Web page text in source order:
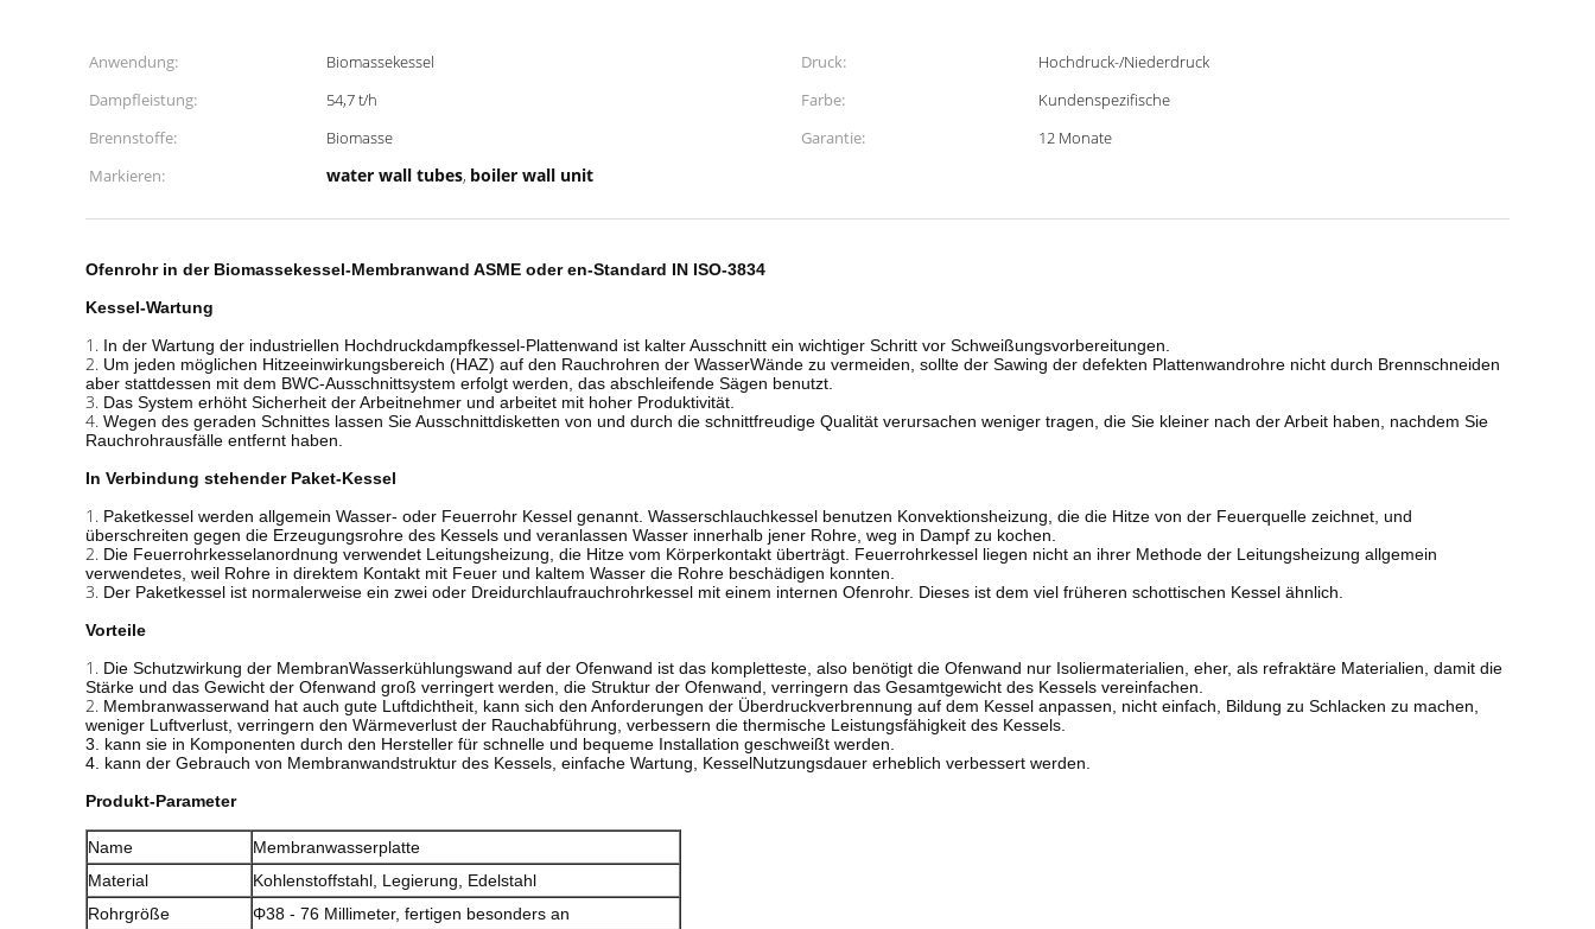
Anwendung: Biomassekessel Druck:
Hochdruck-/Niederdruck
Dampfleistung:
54,7 t/h Farbe:
Kundenspezifische
Brennstoffe:
Biomasse Garantie:
12 Monate
Markieren:
water wall tubes, boiler wall unit
Ofenrohr in der Biomassekessel-Membranwand ASME oder en-Standard IN ISO-3834
Kessel-Wartung
1. In der Wartung der industriellen Hochdruckdampfkessel-Plattenwand ist kalter Ausschnitt ein wichtiger Schritt vor Schweißungsvorbereitungen.
2. Um jeden möglichen Hitzeeinwirkungsbereich (HAZ) auf den Rauchrohren der WasserWände zu vermeiden, sollte der Sawing der defekten Plattenwandrohre nicht durch Brennschneiden
aber stattdessen mit dem BWC-Ausschnittsystem erfolgt werden, das abschleifende Sägen benutzt.
3. Das System erhöht Sicherheit der Arbeitnehmer und arbeitet mit hoher Produktivität.
4. Wegen des geraden Schnittes lassen Sie Ausschnittdisketten von und durch die schnittfreudige Qualität verursachen weniger tragen, die Sie kleiner nach der Arbeit haben, nachdem Sie
Rauchrohrausfälle entfernt haben.
In Verbindung stehender Paket-Kessel
1. Paketkessel werden allgemein Wasser- oder Feuerrohr Kessel genannt. Wasserschlauchkessel benutzen Konvektionsheizung, die die Hitze von der Feuerquelle zeichnet, und
überschreiten gegen die Erzeugungsrohre des Kessels und veranlassen Wasser innerhalb jener Rohre, weg in Dampf zu kochen.
2. Die Feuerrohrkesselanordnung verwendet Leitungsheizung, die Hitze vom Körperkontakt überträgt. Feuerrohrkessel liegen nicht an ihrer Methode der Leitungsheizung allgemein
verwendetes, weil Rohre in direktem Kontakt mit Feuer und kaltem Wasser die Rohre beschädigen konnten.
3. Der Paketkessel ist normalerweise ein zwei oder Dreidurchlaufrauchrohrkessel mit einem internen Ofenrohr. Dieses ist dem viel früheren schottischen Kessel ähnlich.
Vorteile
1. Die Schutzwirkung der MembranWasserkühlungswand auf der Ofenwand ist das kompletteste, also benötigt die Ofenwand nur Isoliermaterialien, eher, als refraktäre Materialien, damit die
Stärke und das Gewicht der Ofenwand groß verringert werden, die Struktur der Ofenwand, verringern das Gesamtgewicht des Kessels vereinfachen.
2. Membranwasserwand hat auch gute Luftdichtheit, kann sich den Anforderungen der Überdruckverbrennung auf dem Kessel anpassen, nicht einfach, Bildung zu Schlacken zu machen,
weniger Luftverlust, verringern den Wärmeverlust der Rauchabführung, verbessern die thermische Leistungsfähigkeit des Kessels.
3. kann sie in Komponenten durch den Hersteller für schnelle und bequeme Installation geschweißt werden.
4. kann der Gebrauch von Membranwandstruktur des Kessels, einfache Wartung, KesselNutzungsdauer erheblich verbessert werden.
Produkt-Parameter
Name
Membranwasserplatte
Material
Kohlenstoffstahl, Legierung, Edelstahl
Rohrgröße
Φ38 - 76 Millimeter, fertigen besonders an